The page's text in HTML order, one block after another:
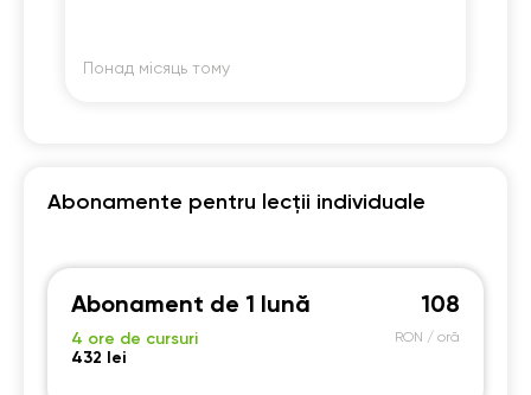
Понад місяць тому
Abonamente pentru lecții individuale
Abonament de 1 lună
4 ore de cursuri
432 lei
108
RON / oră